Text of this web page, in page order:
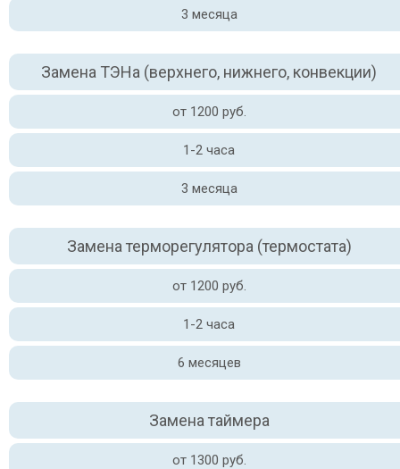
3 месяца
Замена ТЭНа (верхнего, нижнего, конвекции)
от 1200 руб.
1-2 часа
3 месяца
Замена терморегулятора (термостата)
от 1200 руб.
1-2 часа
6 месяцев
Замена таймера
от 1300 руб.